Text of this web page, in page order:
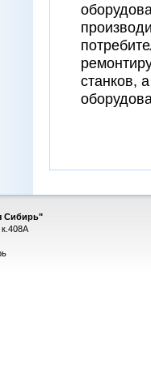
станков,
Сибирь"